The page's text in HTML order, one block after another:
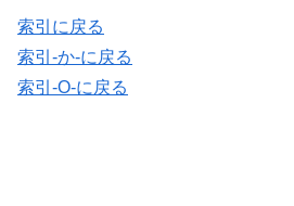
索引に戻る
索引-か-に戻る
索引-O-に戻る